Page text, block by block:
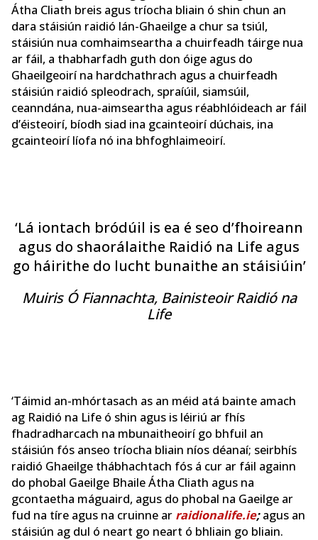
Átha Cliath breis agus tríocha bliain ó shin chun an
dara stáisiún raidió lán-Ghaeilge a chur sa tsiúl,
stáisiún nua comhaimseartha a chuirfeadh táirge nua
ar fáil, a thabharfadh guth don óige agus do
Ghaeilgeoirí na hardchathrach agus a chuirfeadh
stáisiún raidió spleodrach, spraíúil, siamsúil,
ceanndána, nua-aimseartha agus réabhlóideach ar fáil
d’éisteoirí, bíodh siad ina gcainteoirí dúchais, ina
gcainteoirí líofa nó ina bhfoghlaimeoirí.
‘Lá iontach bródúil is ea é seo d’fhoireann
agus do shaorálaithe Raidió na Life agus
go háirithe do lucht bunaithe an stáisiúin’
Muiris Ó Fiannachta, Bainisteoir Raidió na
Life
‘Táimid an-mhórtasach as an méid atá bainte amach
ag Raidió na Life ó shin agus is léiriú ar fhís
fhadradharcach na mbunaitheoirí go bhfuil an
stáisiún fós anseo tríocha bliain níos déanaí; seirbhís
raidió Ghaeilge thábhachtach fós á cur ar fáil againn
do phobal Gaeilge Bhaile Átha Cliath agus na
gcontaetha máguaird, agus do phobal na Gaeilge ar
fud na tíre agus na cruinne ar raidionalife.ie;agus an
stáisiún ag dul ó neart go neart ó bhliain go bliain.